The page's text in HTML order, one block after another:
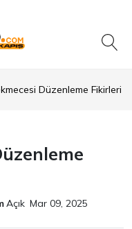
Düzenleme Fikirleri
Açık Mar 09, 2025